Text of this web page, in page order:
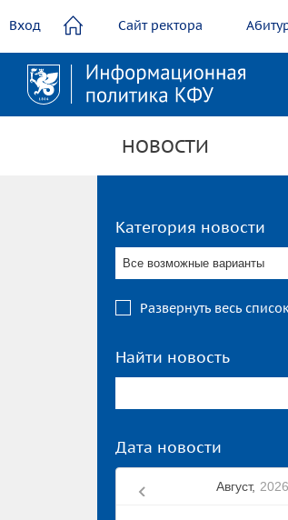
содержанию
Вход Сайт ректора
НОВОСТИ
Категория новости
Все возможные варианты
Развернуть весь
Найти новость
Дата новости
Август, 2026